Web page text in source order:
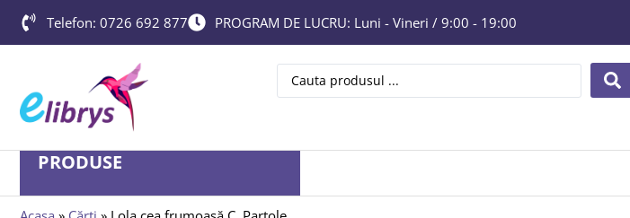
Telefon: 0726 692 877 PROGRAM DE LUCRU: Luni - Vineri / 9:00 - 19:00
PRODUSE